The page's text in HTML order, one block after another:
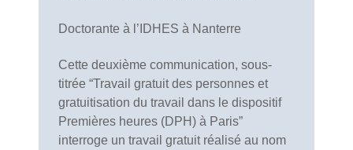
Doctorante à l’IDHES à Nanterre
Cette deuxième communication, sous-
titrée “Travail gratuit des personnes et
gratuitisation du travail dans le dispositif
Premières heures (DPH) à Paris”
interroge un travail gratuit réalisé au nom